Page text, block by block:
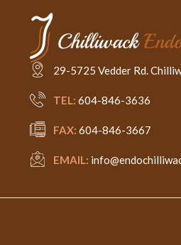
29-5725 Vedder Rd.
TEL: 604-846-3636
FAX: 604-846-3667
EMAIL: